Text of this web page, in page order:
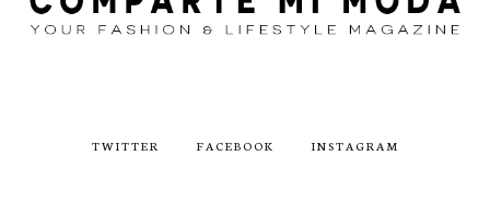
TWITTER FACEBOOK INSTAGRAM